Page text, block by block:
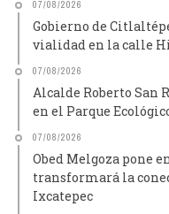
07/08/2026
Gobierno de
vialidad en la calle
07/08/2026
Alcalde Roberto San
en el Parque
07/08/2026
Obed Melgoza pone
transformará la
Ixcatepec